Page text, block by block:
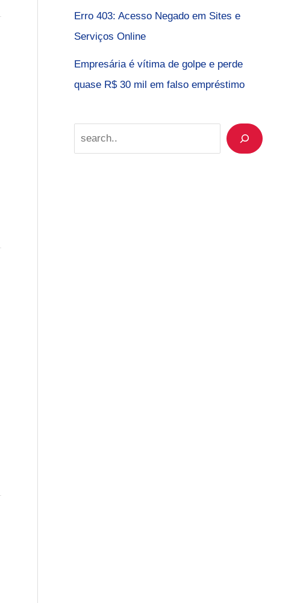
Erro 403: Acesso Negado em Sites e
Serviços Online
Empresária é vítima de golpe e perde
quase R$ 30 mil em falso empréstimo